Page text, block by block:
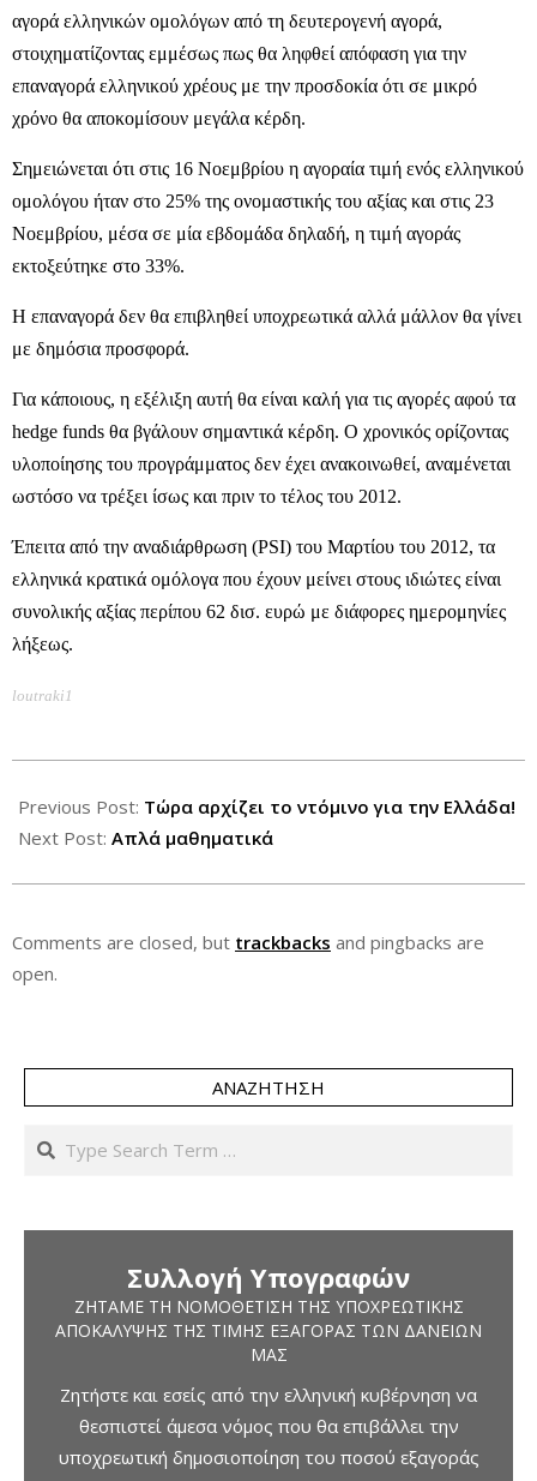
αγορά ελληνικών ομολόγων από τη δευτερογενή αγορά,
στοιχηματίζοντας εμμέσως πως θα ληφθεί απόφαση για την
επαναγορά ελληνικού χρέους με την προσδοκία ότι σε μικρό
χρόνο θα αποκομίσουν μεγάλα κέρδη.
Σημειώνεται ότι στις 16 Νοεμβρίου η αγοραία τιμή ενός ελληνικού
ομολόγου ήταν στο 25% της ονομαστικής του αξίας και στις 23
Νοεμβρίου, μέσα σε μία εβδομάδα δηλαδή, η τιμή αγοράς
εκτοξεύτηκε στο 33%.
Η επαναγορά δεν θα επιβληθεί υποχρεωτικά αλλά μάλλον θα γίνει
με δημόσια προσφορά.
Για κάποιους, η εξέλιξη αυτή θα είναι καλή για τις αγορές αφού τα
hedge funds θα βγάλουν σημαντικά κέρδη. Ο χρονικός ορίζοντας
υλοποίησης του προγράμματος δεν έχει ανακοινωθεί, αναμένεται
ωστόσο να τρέξει ίσως και πριν το τέλος του 2012.
Έπειτα από την αναδιάρθρωση (PSI) του Μαρτίου του 2012, τα
ελληνικά κρατικά ομόλογα που έχουν μείνει στους ιδιώτες είναι
συνολικής αξίας περίπου 62 δισ. ευρώ με διάφορες ημερομηνίες
λήξεως.
loutraki1
11-
28
Previous Post: Τώρα αρχίζει το ντόμινο για την Ελλάδα!
Next Post: Απλά μαθηματικά
Comments are closed, but trackbacks and pingbacks are
open.
ΑΝΑΖΉΤΗΣΗ
Search
Συλλογή Υπογραφών
ΖΗΤΆΜΕ ΤΗ ΝΟΜΟΘΈΤΙΣΗ ΤΗΣ ΥΠΟΧΡΕΩΤΙΚΉΣ
ΑΠΟΚΆΛΥΨΗΣ ΤΗΣ ΤΙΜΉΣ ΕΞΑΓΟΡΆΣ ΤΩΝ ΔΑΝΕΊΩΝ
ΜΑΣ
Ζητήστε και εσείς από την ελληνική κυβέρνηση να
θεσπιστεί άμεσα νόμος που θα επιβάλλει την
υποχρεωτική δημοσιοποίηση του ποσού εξαγοράς